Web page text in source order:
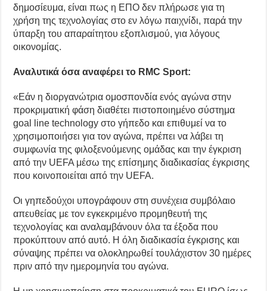
δημοσίευμα, είναι πως η ΕΠΟ δεν πλήρωσε για τη
χρήση της τεχνολογίας στο εν λόγω παιχνίδι, παρά την
ύπαρξη του απαραίτητου εξοπλισμού, για λόγους
οικονομίας.
Αναλυτικά όσα αναφέρει το RMC Sport:
«Εάν η διοργανώτρια ομοσπονδία ενός αγώνα στην
προκριματική φάση διαθέτει πιστοποιημένο σύστημα
goal line technology στο γήπεδο και επιθυμεί να το
χρησιμοποιήσει για τον αγώνα, πρέπει να λάβει τη
συμφωνία της φιλοξενούμενης ομάδας και την έγκριση
από την UEFA μέσω της επίσημης διαδικασίας έγκρισης
που κοινοποιείται από την UEFA.
Οι γηπεδούχοι υπογράφουν στη συνέχεια συμβόλαιο
απευθείας με τον εγκεκριμένο προμηθευτή της
τεχνολογίας και αναλαμβάνουν όλα τα έξοδα που
προκύπτουν από αυτό. Η όλη διαδικασία έγκρισης και
σύναψης πρέπει να ολοκληρωθεί τουλάχιστον 30 ημέρες
πριν από την ημερομηνία του αγώνα.